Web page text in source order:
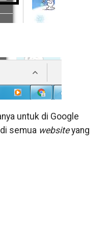
untuk di Google
semua websiteyang